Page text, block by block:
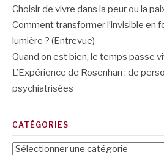
Choisir de vivre dans la peur ou la
Comment transformer l’invisible en
lumière ? (Entrevue)
Quand on est bien, le temps passe
L’Expérience de Rosenhan : de
psychiatrisées
CATÉGORIES
Catégories